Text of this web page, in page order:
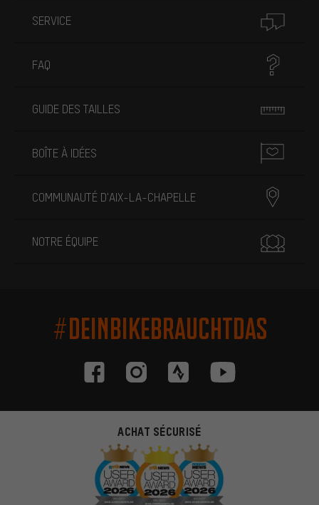
SERVICE
FAQ
GUIDE DES TAILLES
BOÎTE À IDÉES
COMMUNAUTÉ D'AIX-LA-CHAPELLE
NOTRE ÉQUIPE
#DEINBIKEBRAUCHTDAS
ACHAT SÉCURISÉ